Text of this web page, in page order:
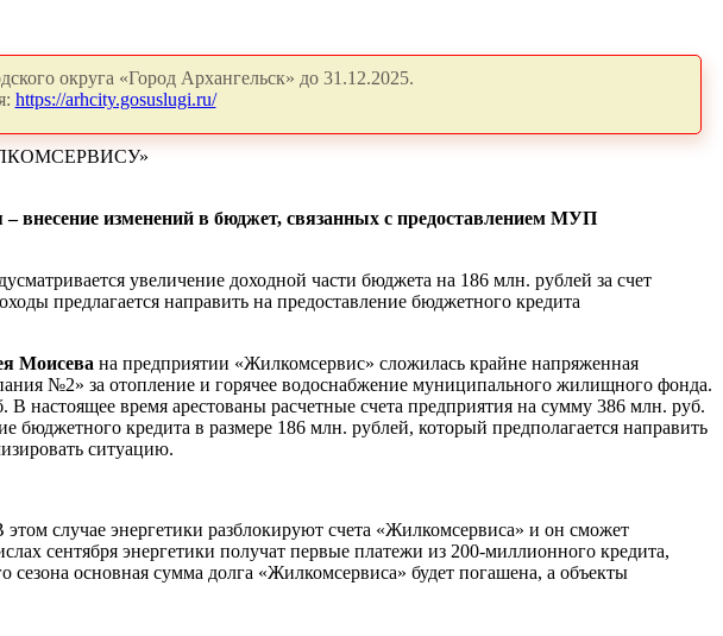
округа «Город Архангельск» до 31.12.2025.
https://arhcity.gosuslugi.ru/
– внесение изменений в бюджет, связанных с предоставлением МУП
увеличение доходной части бюджета на 186 млн. рублей за счет
предлагается направить на предоставление бюджетного кредита
Моисева на предприятии «Жилкомсервис» сложилась крайне напряженная
№2» за отопление и горячее водоснабжение муниципального жилищного фонда.
время арестованы расчетные счета предприятия на сумму 386 млн. руб.
бюджетного кредита в размере 186 млн. рублей, который предполагается направить
ситуацию.
случае энергетики разблокируют счета «Жилкомсервиса» и он сможет
сентября энергетики получат первые платежи из 200-миллионного кредита,
основная сумма долга «Жилкомсервиса» будет погашена, а объекты